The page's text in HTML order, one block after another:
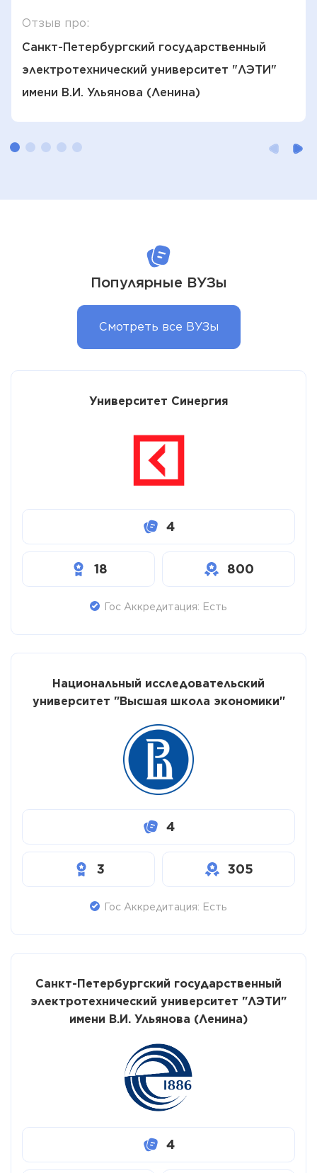
Отзыв про:
Санкт-Петербургский государственный
электротехнический университет "ЛЭТИ"
имени В.И. Ульянова (Ленина)
Популярные ВУЗы
Смотреть все ВУЗы
Университет Синергия
4
18 800
Гос Аккредитация: Есть
Национальный исследовательский
университет "Высшая школа экономики"
4
3 305
Гос Аккредитация: Есть
Санкт-Петербургский государственный
электротехнический университет "ЛЭТИ"
имени В.И. Ульянова (Ленина)
4